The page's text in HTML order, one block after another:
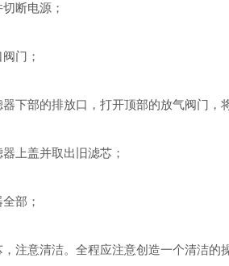
切断电源；
门；
部的排放口，打开顶部的放气阀门，
盖并取出旧滤芯；
部；
意清洁。全程应注意创造一个清洁的